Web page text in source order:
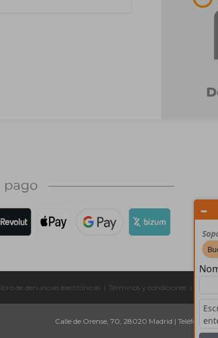
de denuncias electrónicas | Términos y condiciones |
Calle de Orense, 70, 28020 Madrid | Teléfons: